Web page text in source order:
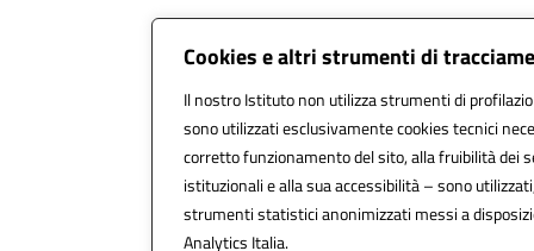
Cookies e altri strumenti di
Il nostro Istituto non utilizza strumenti di
sono utilizzati esclusivamente cookies tecnici
corretto funzionamento del sito, alla fruibilità dei
istituzionali e alla sua accessibilità – sono
strumenti statistici anonimizzati messi a
Analytics Italia.